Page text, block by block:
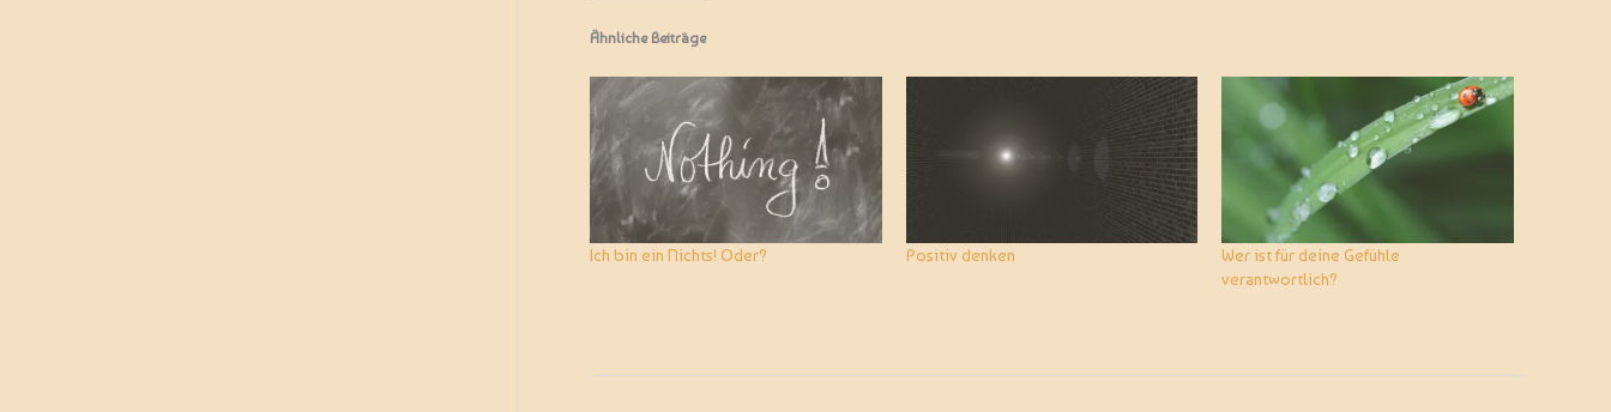
Ähnliche Beiträge
Ich bin ein Nichts! Oder? Positiv denken
Wer ist für deine Gefühle
verantwortlich?